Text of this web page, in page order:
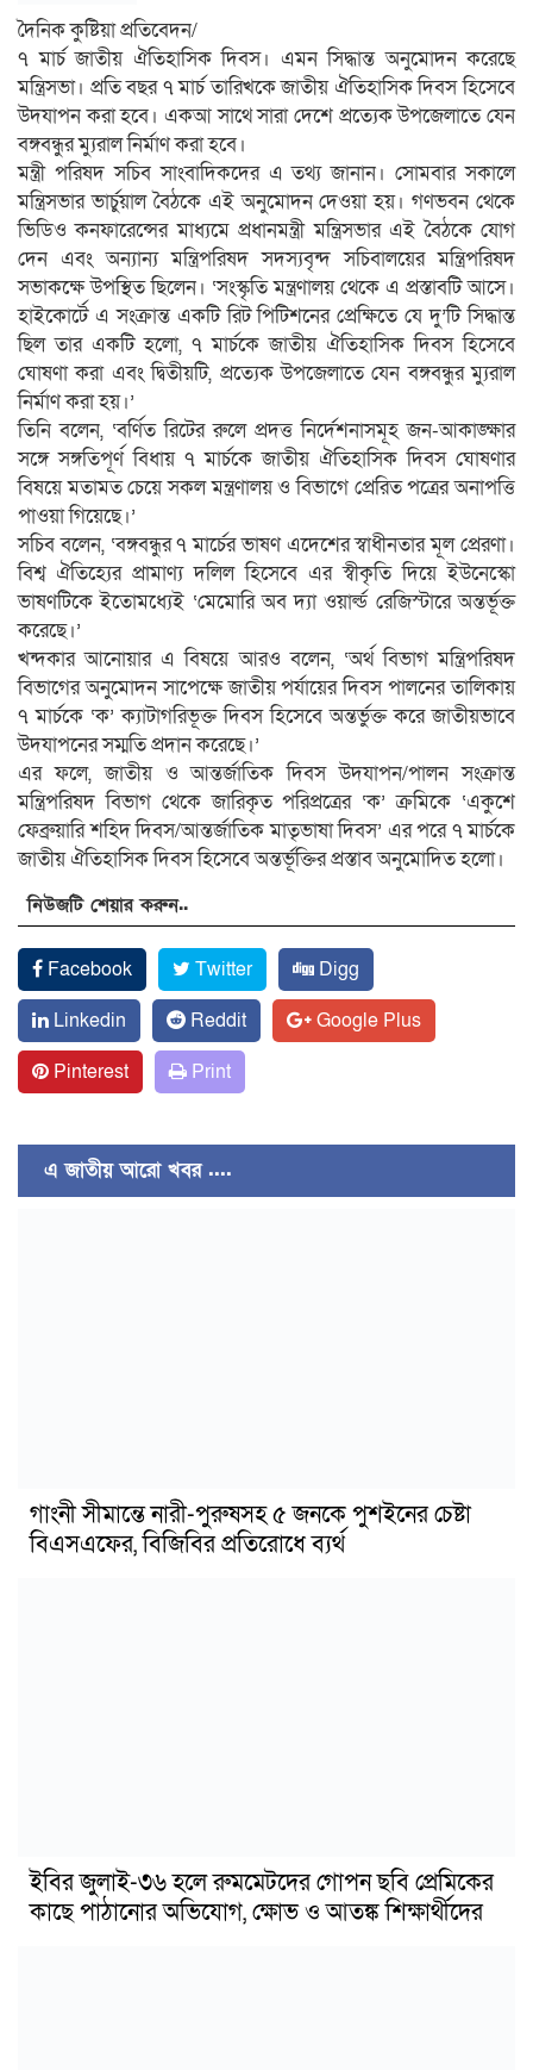
দৈনিক কুষ্টিয়া প্রতিবেদন/
৭ মার্চ জাতীয় ঐতিহাসিক দিবস। এমন সিদ্ধান্ত অনুমোদন করেছে
মন্ত্রিসভা। প্রতি বছর ৭ মার্চ তারিখকে জাতীয় ঐতিহাসিক দিবস হিসেবে
উদযাপন করা হবে। একআ সাথে সারা দেশে প্রত্যেক উপজেলাতে যেন
বঙ্গবন্ধুর ম্যুরাল নির্মাণ করা হবে।
মন্ত্রী পরিষদ সচিব সাংবাদিকদের এ তথ্য জানান। সোমবার সকালে
মন্ত্রিসভার ভার্চুয়াল বৈঠকে এই অনুমোদন দেওয়া হয়। গণভবন থেকে
ভিডিও কনফারেন্সের মাধ্যমে প্রধানমন্ত্রী মন্ত্রিসভার এই বৈঠকে যোগ
দেন এবং অন্যান্য মন্ত্রিপরিষদ সদস্যবৃন্দ সচিবালয়ের মন্ত্রিপরিষদ
সভাকক্ষে উপস্থিত ছিলেন। ‘সংস্কৃতি মন্ত্রণালয় থেকে এ প্রস্তাবটি আসে।
হাইকোর্টে এ সংক্রান্ত একটি রিট পিটিশনের প্রেক্ষিতে যে দু’টি সিদ্ধান্ত
ছিল তার একটি হলো, ৭ মার্চকে জাতীয় ঐতিহাসিক দিবস হিসেবে
ঘোষণা করা এবং দ্বিতীয়টি, প্রত্যেক উপজেলাতে যেন বঙ্গবন্ধুর ম্যুরাল
নির্মাণ করা হয়।’
তিনি বলেন, ‘বর্ণিত রিটের রুলে প্রদত্ত নির্দেশনাসমূহ জন-আকাঙ্ক্ষার
সঙ্গে সঙ্গতিপূর্ণ বিধায় ৭ মার্চকে জাতীয় ঐতিহাসিক দিবস ঘোষণার
বিষয়ে মতামত চেয়ে সকল মন্ত্রণালয় ও বিভাগে প্রেরিত পত্রের অনাপত্তি
পাওয়া গিয়েছে।’
সচিব বলেন, ‘বঙ্গবন্ধুর ৭ মার্চের ভাষণ এদেশের স্বাধীনতার মূল প্রেরণা।
বিশ্ব ঐতিহ্যের প্রামাণ্য দলিল হিসেবে এর স্বীকৃতি দিয়ে ইউনেস্কো
ভাষণটিকে ইতোমধ্যেই ‘মেমোরি অব দ্যা ওয়ার্ল্ড রেজিস্টারে অন্তর্ভূক্ত
করেছে।’
খন্দকার আনোয়ার এ বিষয়ে আরও বলেন, ‘অর্থ বিভাগ মন্ত্রিপরিষদ
বিভাগের অনুমোদন সাপেক্ষে জাতীয় পর্যায়ের দিবস পালনের তালিকায়
৭ মার্চকে ‘ক’ ক্যাটাগরিভূক্ত দিবস হিসেবে অন্তর্ভুক্ত করে জাতীয়ভাবে
উদযাপনের সম্মতি প্রদান করেছে।’
এর ফলে, জাতীয় ও আন্তর্জাতিক দিবস উদযাপন/পালন সংক্রান্ত
মন্ত্রিপরিষদ বিভাগ থেকে জারিকৃত পরিপ্রত্রের ‘ক’ ক্রমিকে ‘একুশে
ফেব্রুয়ারি শহিদ দিবস/আন্তর্জাতিক মাতৃভাষা দিবস’ এর পরে ৭ মার্চকে
জাতীয় ঐতিহাসিক দিবস হিসেবে অন্তর্ভূক্তির প্রস্তাব অনুমোদিত হলো।
নিউজটি শেয়ার করুন..
Facebook Twitter
Digg
Linkedin
Reddit
Google Plus
Pinterest
Print
এ জাতীয় আরো খবর ....
গাংনী সীমান্তে নারী-পুরুষসহ ৫ জনকে পুশইনের চেষ্টা
বিএসএফের, বিজিবির প্রতিরোধে ব্যর্থ
ইবির জুলাই-৩৬ হলে রুমমেটদের গোপন ছবি প্রেমিকের
কাছে পাঠানোর অভিযোগ, ক্ষোভ ও আতঙ্ক শিক্ষার্থীদের